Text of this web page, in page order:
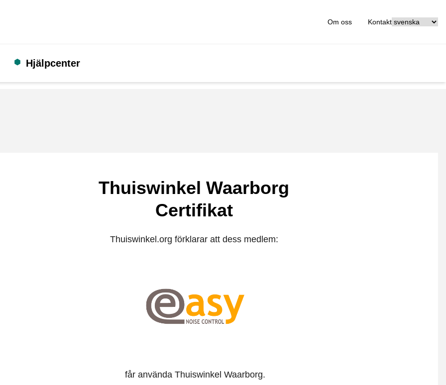
Om oss Kontakt
Hjälpcenter
Thuiswinkel Waarborg
Certifikat
Thuiswinkel.org förklarar att dess medlem:
får använda Thuiswinkel Waarborg.